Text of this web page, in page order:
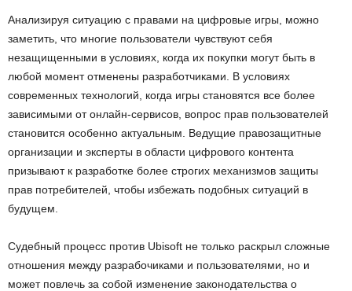
Анализируя ситуацию с правами на цифровые игры, можно
заметить, что многие пользователи чувствуют себя
незащищенными в условиях, когда их покупки могут быть в
любой момент отменены разработчиками. В условиях
современных технологий, когда игры становятся все более
зависимыми от онлайн-сервисов, вопрос прав пользователей
становится особенно актуальным. Ведущие правозащитные
организации и эксперты в области цифрового контента
призывают к разработке более строгих механизмов защиты
прав потребителей, чтобы избежать подобных ситуаций в
будущем.
Судебный процесс против Ubisoft не только раскрыл сложные
отношения между разрабочиками и пользователями, но и
может повлечь за собой изменение законодательства о